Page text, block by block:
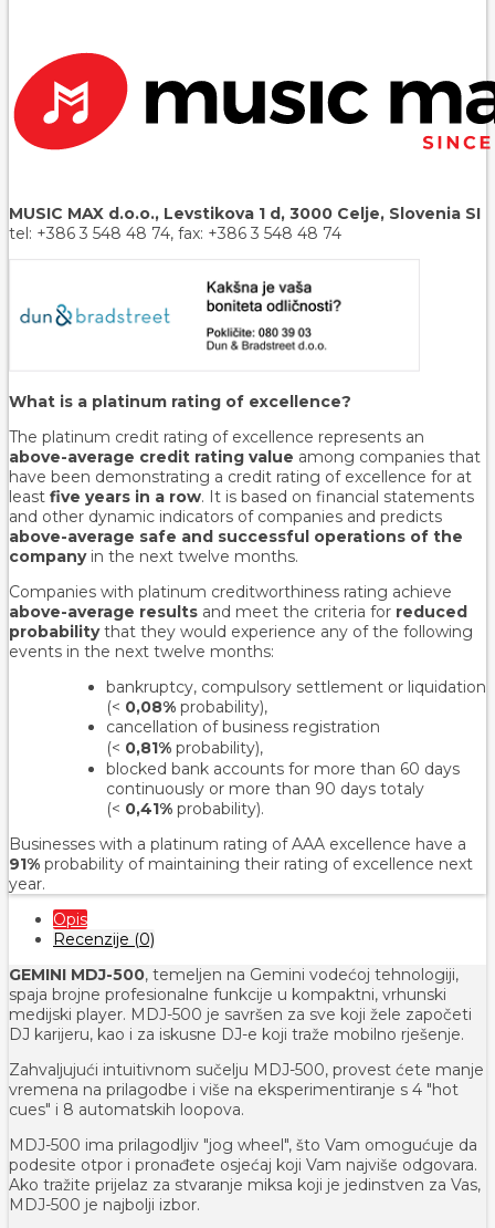
MUSIC MAX d.o.o., Levstikova 1 d, 3000 Celje, Slovenia SI
tel: +386 3 548 48 74, fax: +386 3 548 48 74
What is a platinum rating of excellence?
The platinum credit rating of excellence represents an
above-average credit rating value among companies that
have been demonstrating a credit rating of excellence for at
least five years in a row. It is based on financial statements
and other dynamic indicators of companies and predicts
above-average safe and successful operations of the
companyin the next twelve months.
Companies with platinum creditworthiness rating achieve
above-average results and meet the criteria for reduced
probabilitythat they would experience any of the following
events in the next twelve months:
bankruptcy, compulsory settlement or liquidation
(< 0,08% probability),
cancellation of business registration
(< 0,81% probability),
blocked bank accounts for more than 60 days
continuously or more than 90 days totaly
(< 0,41% probability).
Businesses with a platinum rating of AAA excellence have a
91% probability of maintaining their rating of excellence next
year.
Opis
Recenzije (0)
GEMINI MDJ-500, temeljen na Gemini vodećoj tehnologiji,
spaja brojne profesionalne funkcije u kompaktni, vrhunski
medijski player. MDJ-500 je savršen za sve koji žele započeti
DJ karijeru, kao i za iskusne DJ-e koji traže mobilno rješenje.
Zahvaljujući intuitivnom sučelju MDJ-500, provest ćete manje
vremena na prilagodbe i više na eksperimentiranje s 4 "hot
cues" i 8 automatskih loopova.
MDJ-500 ima prilagodljiv "jog wheel", što Vam omogućuje da
podesite otpor i pronađete osjećaj koji Vam najviše odgovara.
Ako tražite prijelaz za stvaranje miksa koji je jedinstven za Vas,
MDJ-500 je najbolji izbor.